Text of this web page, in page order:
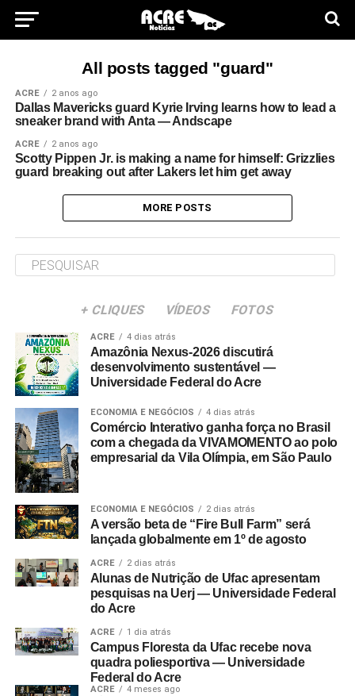
All posts tagged "guard"
ACRE 2 anos ago
Dallas Mavericks guard Kyrie Irving learns how to lead a
sneaker brand with Anta — Andscape
ACRE 2 anos ago
Scotty Pippen Jr. is making a name for himself: Grizzlies
guard breaking out after Lakers let him get away
MORE POSTS
+ CLIQUES VÍDEOS FOTOS
ACRE 4 dias atrás
Amazônia Nexus-2026 discutirá
desenvolvimento sustentável —
Universidade Federal do Acre
ECONOMIA E NEGÓCIOS 4 dias atrás
Comércio Interativo ganha força no Brasil
com a chegada da VIVAMOMENTO ao polo
empresarial da Vila Olímpia, em São Paulo
ECONOMIA E NEGÓCIOS 2 dias atrás
A versão beta de “Fire Bull Farm” será
lançada globalmente em 1º de agosto
ACRE 2 dias atrás
Alunas de Nutrição de Ufac apresentam
pesquisas na Uerj — Universidade Federal
do Acre
ACRE 1 dia atrás
Campus Floresta da Ufac recebe nova
quadra poliesportiva — Universidade
Federal do Acre
ACRE 4 meses ago